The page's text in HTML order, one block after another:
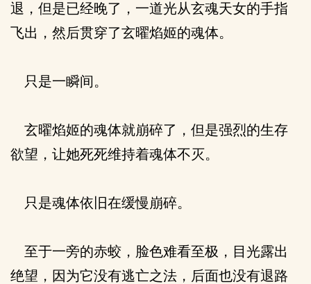
退，但是已经晚了，一道光从玄魂天女的手指
飞出，然后贯穿了玄曜焰姬的魂体。
只是一瞬间。
玄曜焰姬的魂体就崩碎了，但是强烈的生存
欲望，让她死死维持着魂体不灭。
只是魂体依旧在缓慢崩碎。
至于一旁的赤蛟，脸色难看至极，目光露出
绝望，因为它没有逃亡之法，后面也没有退路